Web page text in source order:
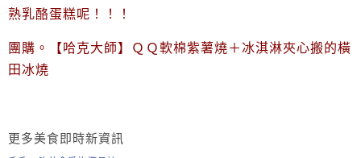
熟乳酪蛋糕呢！！！
團購。【哈克大師】ＱＱ軟棉紫薯燒＋冰淇淋夾心搬的橫
田冰燒
更多美食即時新資訊